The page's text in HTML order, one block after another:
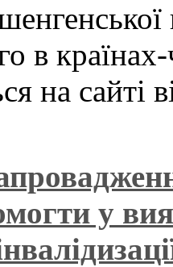
в
на сайті
у